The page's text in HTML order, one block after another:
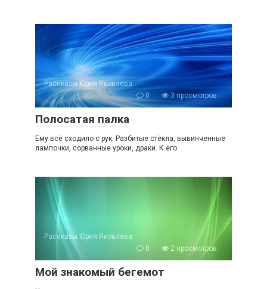
Рассказы Юрия Яковлева
0
3 просмотров
Полосатая палка
Ему всё сходило с рук. Разбитые стёкла, вывинченные
лампочки, сорванные уроки, драки. К его
Рассказы Юрия Яковлева
0
2 просмотров
Мой знакомый бегемот